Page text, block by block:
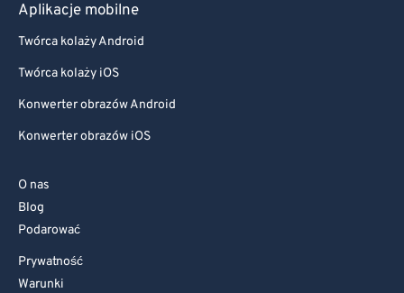
Aplikacje mobilne
Twórca kolaży Android
Twórca kolaży iOS
Konwerter obrazów Android
Konwerter obrazów iOS
O nas
Blog
Podarować
Prywatność
Warunki